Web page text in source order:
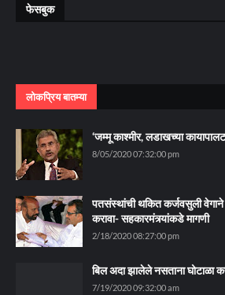
फेसबुक
लोकप्रिय बातम्या
‘जम्मू काश्मीर, लडाखच्या
8/05/2020 07:32:00 pm
पतसंस्थांची थकित कर्जवसुली वेगाने
करावा- सहकारमंत्र्यांकडे मागणी
2/18/2020 08:27:00 pm
बिल अदा झालेले नसताना घोटाळा
7/19/2020 09:32:00 am